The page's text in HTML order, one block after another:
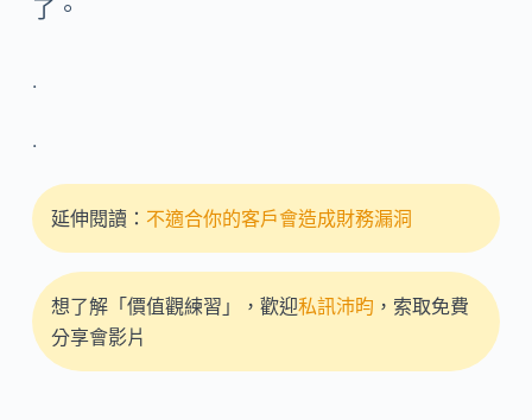
了。
.
.
延伸閱讀： 不適合你的客戶會造成財務漏洞
想了解「價值觀練習」，歡迎私訊沛昀 ，索取免費
分享會影片